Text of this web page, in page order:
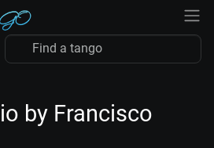
by Francisco